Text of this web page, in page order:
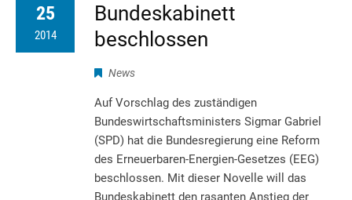
25
2014
Bundeskabinett
beschlossen
News
Auf Vorschlag des zuständigen
Bundeswirtschaftsministers Sigmar Gabriel
(SPD) hat die Bundesregierung eine Reform
des Erneuerbaren-Energien-Gesetzes (EEG)
beschlossen. Mit dieser Novelle will das
Bundeskabinett den rasanten Anstieg der